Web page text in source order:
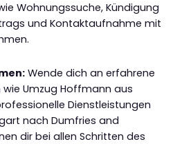
Wohnungssuche, Kündigung
und Kontaktaufnahme mit
Wende dich an erfahrene
Umzug Hoffmann aus
Dienstleistungen
nach Dumfries and
dir bei allen Schritten des